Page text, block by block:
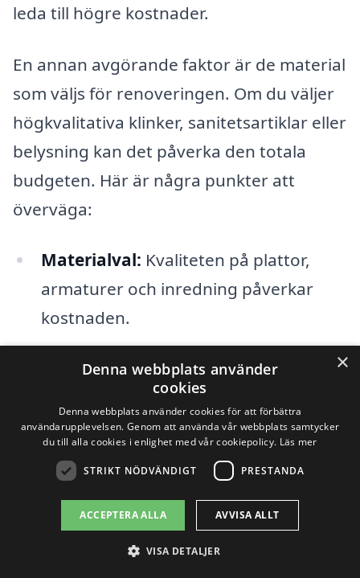
leda till högre kostnader.
En annan avgörande faktor är de material
som väljs för renoveringen. Om du väljer
högkvalitativa klinker, sanitetsartiklar eller
belysning kan det påverka den totala
budgeten. Här är några punkter att
överväga:
Materialval: Kvaliteten på plattor,
armaturer och inredning påverkar
kostnaden.
Priserna för hantverkare
kan variera beroende på deras
erfarenhet och efterfrågan.
Tid och omfattning:
Hur lång tid
renoveringen tar och hur omfattande
den är kan också påverka priset.
Eventuella tillstånd:Om
×
Denna webbplats använder
cookies
Denna webbplats använder cookies för att förbättra
användarupplevelsen. Genom att använda vår webbplats samtycker
du till alla cookies i enlighet med vår cookiepolicy. Läs mer
STRIKT NÖDVÄNDIGT PRESTANDA
ACCEPTERA ALLA AVVISA ALLT
VISA DETALJER